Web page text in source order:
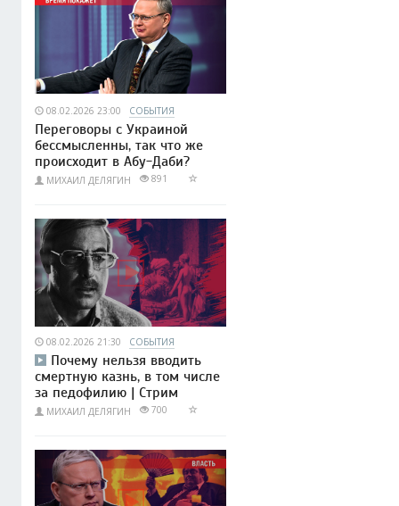
08.02.2026 23:00 СОБЫТИЯ
Переговоры с Украиной
бессмысленны, так что же
происходит в Абу-Даби?
МИХАИЛ ДЕЛЯГИН 891
08.02.2026 21:30 СОБЫТИЯ
Почему нельзя вводить
смертную казнь, в том числе
за педофилию | Стрим
МИХАИЛ ДЕЛЯГИН 700